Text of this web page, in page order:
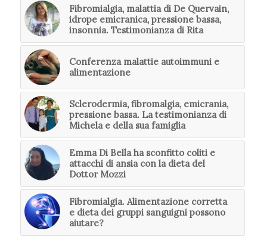
Fibromialgia, malattia di De Quervain,
idrope emicranica, pressione bassa,
insonnia. Testimonianza di Rita
Conferenza malattie autoimmuni e
alimentazione
Sclerodermia, fibromalgia, emicrania,
pressione bassa. La testimonianza di
Michela e della sua famiglia
Emma Di Bella ha sconfitto coliti e
attacchi di ansia con la dieta del
Dottor Mozzi
Fibromialgia. Alimentazione corretta
e dieta dei gruppi sanguigni possono
aiutare?